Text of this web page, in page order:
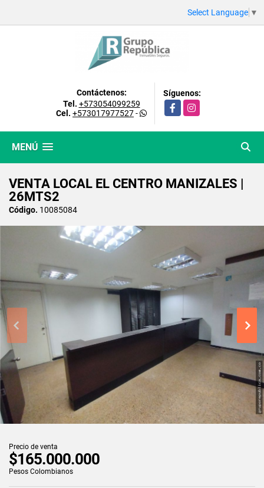
Select Language ▼
Contáctenos:
Tel. +573054099259
Cel. +573017977527-
Síguenos:
FacebookInstagram
MENÚ
VENTA LOCAL EL CENTRO MANIZALES |
26MTS2
Código. 10085084
Precio de venta
$165.000.000
Pesos Colombianos